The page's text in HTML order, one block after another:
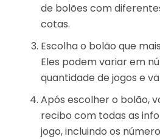
de bolões com
cotas.
Escolha o bolão que
Eles podem variar em
quantidade de jogos e
Após escolher o bolão,
recibo com todas as
jogo, incluindo os